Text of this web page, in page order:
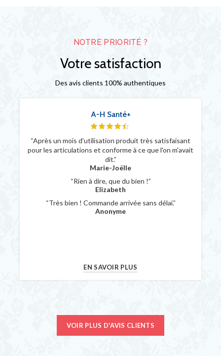
NOTRE PRIORITÉ ?
Votre satisfaction
Des avis clients 100% authentiques
A-H Santé+
“Après un mois d'utilisation produit très satisfaisant
pour les articulations et conforme à ce que l'on m'avait
dit.”
Marie-Joëlle
“Rien à dire, que du bien !”
Elizabeth
“Très bien ! Commande arrivée sans délai.”
Anonyme
EN SAVOIR PLUS
VOIR PLUS D'AVIS CLIENTS